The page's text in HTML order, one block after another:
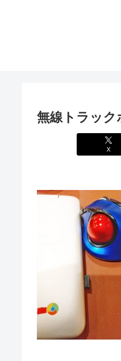
無線トラック
X